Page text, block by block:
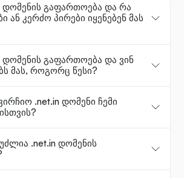
დომენის გაფართოება და რა
ან კერძო პირები იყენებენ მას
დომენის გაფართოება და ვინ
მას, როგორც წესი?
.net.in დომენი ჩემი
.net.in დომენის